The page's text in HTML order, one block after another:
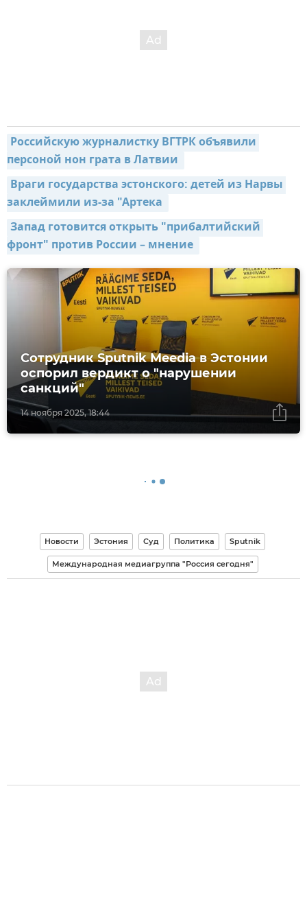
Российскую журналистку ВГТРК объявили
персоной нон грата в Латвии
Враги государства эстонского: детей из Нарвы
заклеймили из-за "Артека
Запад готовится открыть "прибалтийский
фронт" против России – мнение
14 ноября 2025, 18:44
Сотрудник Sputnik Meedia в Эстонии
оспорил вердикт о "нарушении
санкций"
Новости Эстония Суд Политика Sputnik
Международная медиагруппа "Россия сегодня"